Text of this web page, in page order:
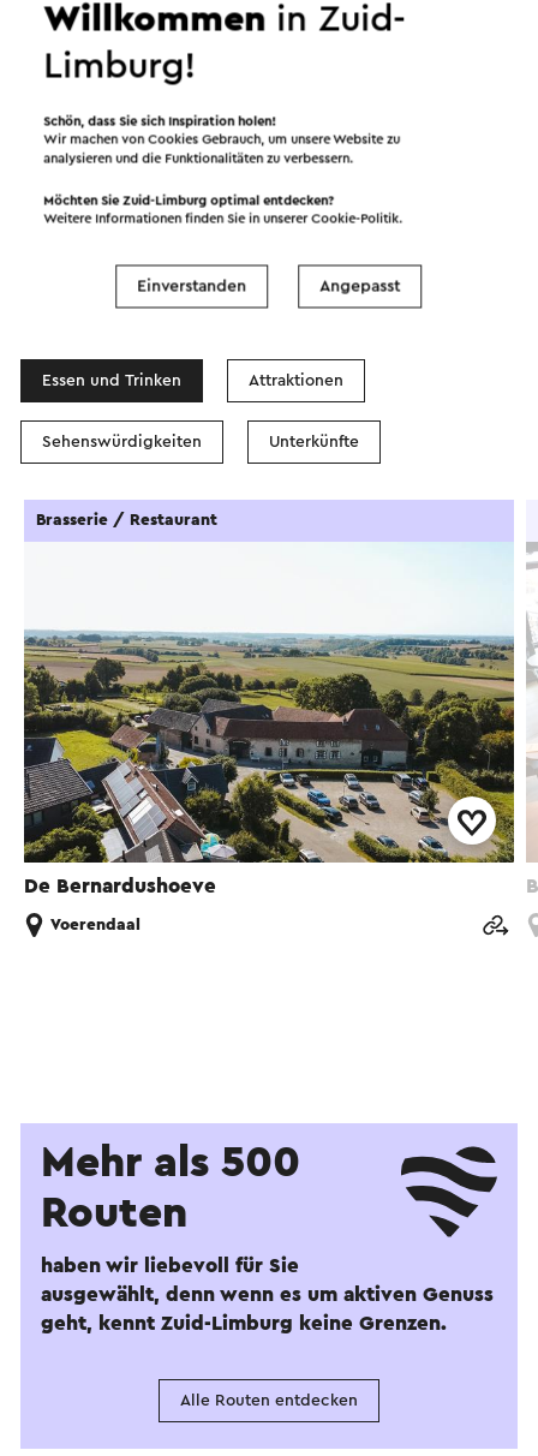
©OpenStreetMapcontributors
Starten Sie die Route
Filter anzeigen
In dem Gebiet
Essen und Trinken Attraktionen
Sehenswürdigkeiten Unterkünfte
De Bernardushoeve
Brasserie / Restaurant
Voerendaal
Mehr als 500
Routen
haben wir liebevoll für Sie
ausgewählt, denn wenn es um aktiven Genuss
geht, kennt Zuid-Limburg keine Grenzen.
Alle Routen entdecken
Willkommen in Zuid-
Limburg!
Schön, dass Sie sich Inspiration holen!
Wir machen von Cookies Gebrauch, um unsere Website zu
analysieren und die Funktionalitäten zu verbessern.
Möchten Sie Zuid-Limburg optimal entdecken?
Weitere Informationen finden Sie in unsererCookie-Politik.
Einverstanden Angepasst